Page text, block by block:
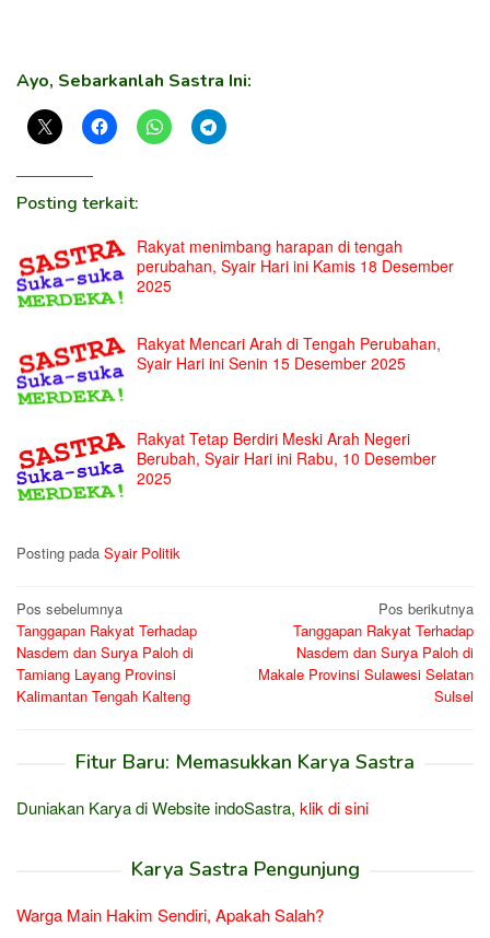
Ayo, Sebarkanlah Sastra Ini:
Posting terkait:
Rakyat menimbang harapan di tengah
perubahan, Syair Hari ini Kamis 18 Desember
2025
Rakyat Mencari Arah di Tengah Perubahan,
Syair Hari ini Senin 15 Desember 2025
Rakyat Tetap Berdiri Meski Arah Negeri
Berubah, Syair Hari ini Rabu, 10 Desember
2025
Posting pada Syair Politik
Navigasi
pos
Pos sebelumnya
Tanggapan Rakyat Terhadap
Nasdem dan Surya Paloh di
Tamiang Layang Provinsi
Kalimantan Tengah Kalteng
Pos berikutnya
Tanggapan Rakyat Terhadap
Nasdem dan Surya Paloh di
Makale Provinsi Sulawesi Selatan
Sulsel
Fitur Baru: Memasukkan Karya Sastra
Duniakan Karya di Website indoSastra, klik di sini
Karya Sastra Pengunjung
Warga Main Hakim Sendiri, Apakah Salah?